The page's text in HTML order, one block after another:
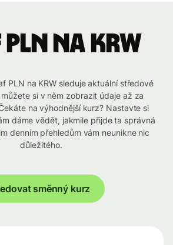
na KRW
PLN na KRW sleduje aktuální středové
si v něm zobrazit údaje až za
na výhodnější kurz? Nastavte si
dáme vědět, jakmile přijde ta správná
denním přehledům vám neunikne nic
důležitého.
směnný kurz